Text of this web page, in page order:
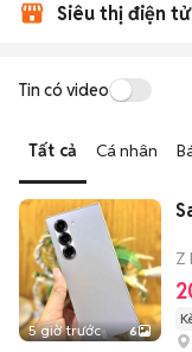
Giao dịch minh
tin đăng.
địa điểm giao nhận,
Siêu thị điện tử
Tin có video
Tất cả Cá nhân
5 giờ trước 6
Z